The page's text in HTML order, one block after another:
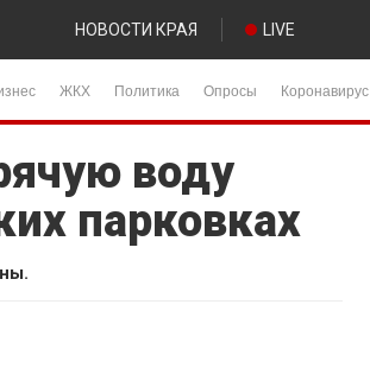
НОВОСТИ КРАЯ LIVE
ЖКХ Политика Опросы Коронавирус
воду
парковках